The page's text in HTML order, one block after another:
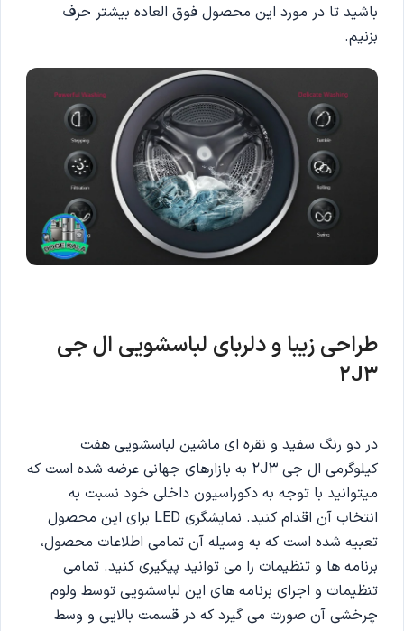
باشید تا در مورد این محصول فوق العاده بیشتر حرف
بزنیم.
طراحی زیبا و دلربای لباسشویی ال جی
2J3
در دو رنگ سفید و نقره ای ماشین لباسشویی هفت
کیلوگرمی ال جی 2J3 به بازارهای جهانی عرضه شده است که
میتوانید با توجه به دکوراسیون داخلی خود نسبت به
انتخاب آن اقدام کنید. نمایشگری LED برای این محصول
تعبیه شده است که به وسیله آن تمامی اطلاعات محصول،
برنامه ها و تنظیمات را می توانید پیگیری کنید. تمامی
تنظیمات و اجرای برنامه های این لباسشویی توسط ولوم
چرخشی آن صورت می گیرد که در قسمت بالایی و وسط